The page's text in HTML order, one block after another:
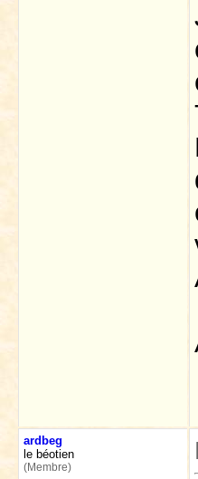
ardbeg
le béotien
(Membre)